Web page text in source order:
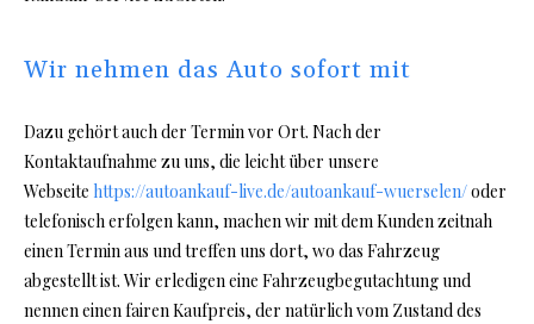
Wir nehmen das Auto sofort mit
Dazu gehört auch der Termin vor Ort. Nach der
Kontaktaufnahme zu uns, die leicht über unsere
Webseite https://autoankauf-live.de/autoankauf-wuerselen/oder
telefonisch erfolgen kann, machen wir mit dem Kunden zeitnah
einen Termin aus und treffen uns dort, wo das Fahrzeug
abgestellt ist. Wir erledigen eine Fahrzeugbegutachtung und
nennen einen fairen Kaufpreis, der natürlich vom Zustand des